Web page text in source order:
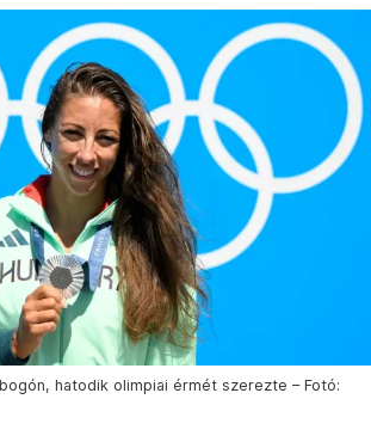
hatodik olimpiai érmét szerezte – Fotó: